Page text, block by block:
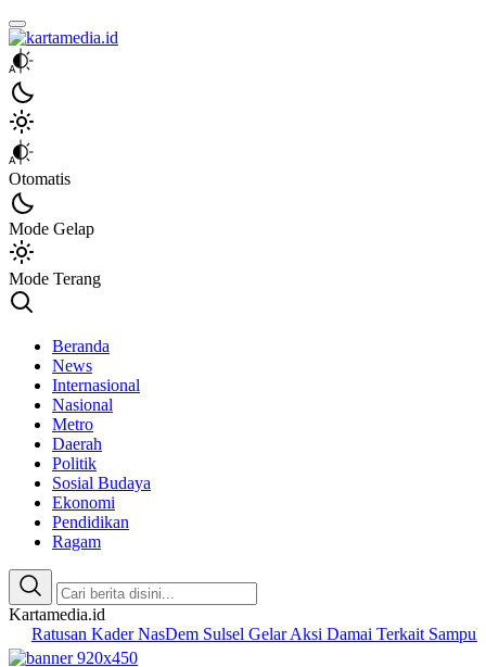
kartamedia.id
Jujur Mengabari
Otomatis
Mode Gelap
Mode Terang
Beranda
News
Internasional
Nasional
Metro
Daerah
Politik
Sosial Budaya
Ekonomi
Pendidikan
Ragam
Kartamedia.id
Kader NasDem Sulsel Gelar Aksi Damai Terkait Sampul Majalah